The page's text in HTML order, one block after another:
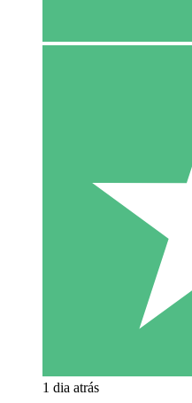
1 dia atrás